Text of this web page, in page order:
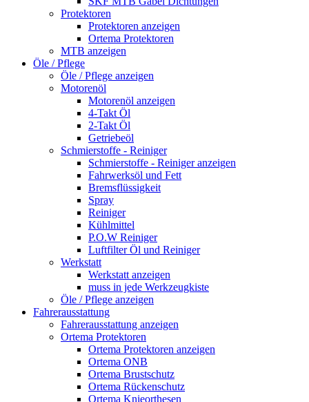
Protektoren
Protektoren anzeigen
Ortema Protektoren
MTB anzeigen
Öle / Pflege
Öle / Pflege anzeigen
Motorenöl
Motorenöl anzeigen
4-Takt Öl
2-Takt Öl
Getriebeöl
Schmierstoffe - Reiniger
Schmierstoffe - Reiniger anzeigen
Fahrwerksöl und Fett
Bremsflüssigkeit
Spray
Reiniger
Kühlmittel
P.O.W Reiniger
Luftfilter Öl und Reiniger
Werkstatt
Werkstatt anzeigen
muss in jede Werkzeugkiste
Öle / Pflege anzeigen
Fahrerausstattung
Fahrerausstattung anzeigen
Ortema Protektoren
Ortema Protektoren anzeigen
Ortema ONB
Ortema Brustschutz
Ortema Rückenschutz
Ortema Knieorthesen